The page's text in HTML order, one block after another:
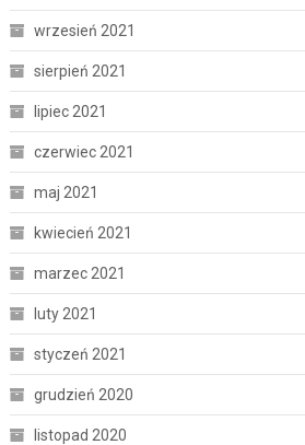
wrzesień 2021
sierpień 2021
lipiec 2021
czerwiec 2021
maj 2021
kwiecień 2021
marzec 2021
luty 2021
styczeń 2021
grudzień 2020
listopad 2020